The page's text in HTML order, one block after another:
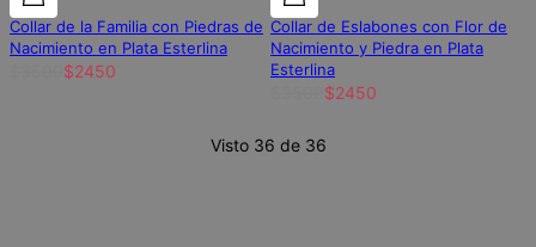
Collar de la Familia con Piedras de
Nacimiento en Plata Esterlina
$2450
Collar de Eslabones con Flor de
Nacimiento y Piedra en Plata
Esterlina
$2450
Visto 36 de 36